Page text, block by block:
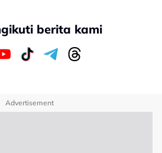
berita kami
Advertisement